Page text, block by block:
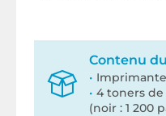
Contenu
4 toners de
(noir : 1 200